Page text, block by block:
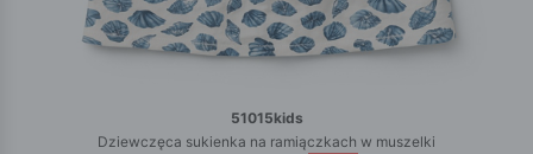
51015kids
Dziewczęca sukienka na ramiączkach w muszelki